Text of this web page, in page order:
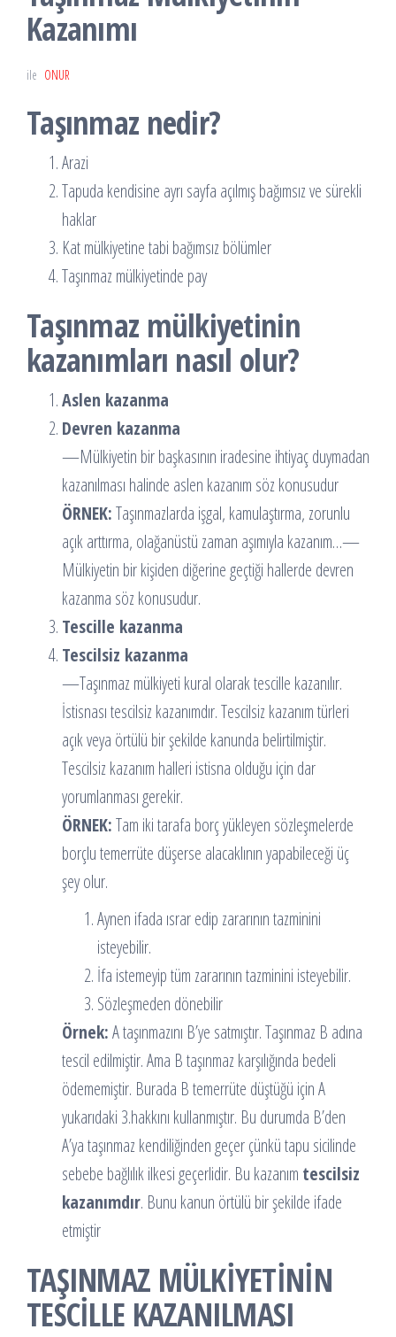
Kazanımı
ile ONUR
Taşınmaz nedir?
Arazi
Tapuda kendisine ayrı sayfa açılmış bağımsız ve sürekli
haklar
Kat mülkiyetine tabi bağımsız bölümler
Taşınmaz mülkiyetinde pay
Taşınmaz mülkiyetinin
kazanımları nasıl olur?
Aslen kazanma
Devren kazanma
—Mülkiyetin bir başkasının iradesine ihtiyaç duymadan
kazanılması halinde aslen kazanım söz konusudur
ÖRNEK:Taşınmazlarda işgal, kamulaştırma, zorunlu
açık arttırma, olağanüstü zaman aşımıyla kazanım…—
Mülkiyetin bir kişiden diğerine geçtiği hallerde devren
kazanma söz konusudur.
Tescille kazanma
Tescilsiz kazanma
—Taşınmaz mülkiyeti kural olarak tescille kazanılır.
İstisnası tescilsiz kazanımdır. Tescilsiz kazanım türleri
açık veya örtülü bir şekilde kanunda belirtilmiştir.
Tescilsiz kazanım halleri istisna olduğu için dar
yorumlanması gerekir.
ÖRNEK:Tam iki tarafa borç yükleyen sözleşmelerde
borçlu temerrüte düşerse alacaklının yapabileceği üç
şey olur.
Aynen ifada ısrar edip zararının tazminini
isteyebilir.
İfa istemeyip tüm zararının tazminini isteyebilir.
Sözleşmeden dönebilir
Örnek:A taşınmazını B’ye satmıştır. Taşınmaz B adına
tescil edilmiştir. Ama B taşınmaz karşılığında bedeli
ödememiştir. Burada B temerrüte düştüğü için A
yukarıdaki 3.hakkını kullanmıştır. Bu durumda B’den
A’ya taşınmaz kendiliğinden geçer çünkü tapu sicilinde
sebebe bağlılık ilkesi geçerlidir. Bu kazanım tescilsiz
kazanımdır. Bunu kanun örtülü bir şekilde ifade
etmiştir
TAŞINMAZ MÜLKİYETİNİN
TESCİLLE KAZANILMASI